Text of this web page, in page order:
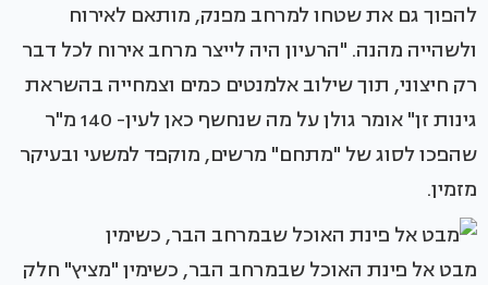
להפוך גם את שטחו למרחב מפנק, מותאם לאירוח
ולשהייה מהנה. "הרעיון היה לייצר מרחב אירוח לכל דבר
רק חיצוני, תוך שילוב אלמנטים כמים וצמחייה בהשראת
גינות זן" אומר גולן על מה שנחשף כאן לעין- 140 מ"ר
שהפכו לסוג של "מתחם" מרשים, מוקפד למשעי ובעיקר
מזמין.
מבט אל פינת האוכל שבמרחב הבר, כשימין "מציץ" חלק